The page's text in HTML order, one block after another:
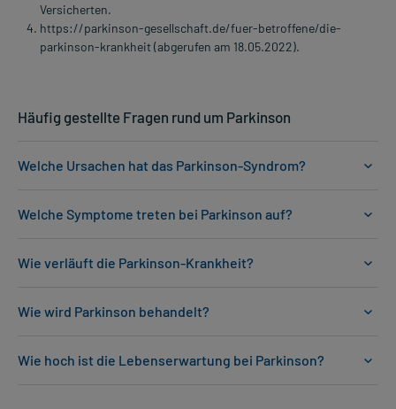
Versicherten.
https://parkinson-gesellschaft.de/fuer-betroffene/die-
parkinson-krankheit (abgerufen am 18.05.2022).
Häufig gestellte Fragen rund um Parkinson
Welche Ursachen hat das Parkinson-Syndrom?
Welche Symptome treten bei Parkinson auf?
Wie verläuft die Parkinson-Krankheit?
Wie wird Parkinson behandelt?
Wie hoch ist die Lebenserwartung bei Parkinson?